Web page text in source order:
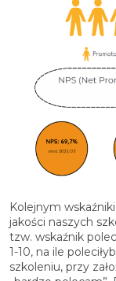
Kolejnym
jakości naszych
tzw. wskaźnik
1-10, na ile
szkoleniu, przy